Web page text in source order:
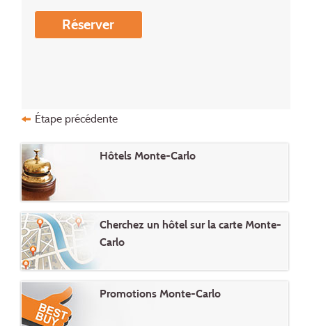
Réserver
Étape précédente
Hôtels Monte-Carlo
Cherchez un hôtel sur la carte Monte-
Carlo
Promotions Monte-Carlo